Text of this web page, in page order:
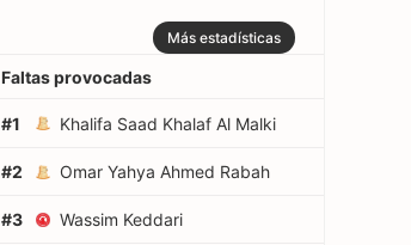
Más estadísticas
Faltas provocadas
#1 Khalifa Saad Khalaf Al Malki
#2 Omar Yahya Ahmed Rabah
#3 Wassim Keddari